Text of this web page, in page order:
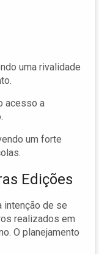
uma rivalidade
acesso a
um forte
Edições
intenção de se
realizados em
O planejamento